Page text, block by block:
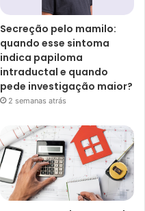
Secreção pelo mamilo:
quando esse sintoma
indica papiloma
intraductal e quando
pede investigação maior?
2 semanas atrás